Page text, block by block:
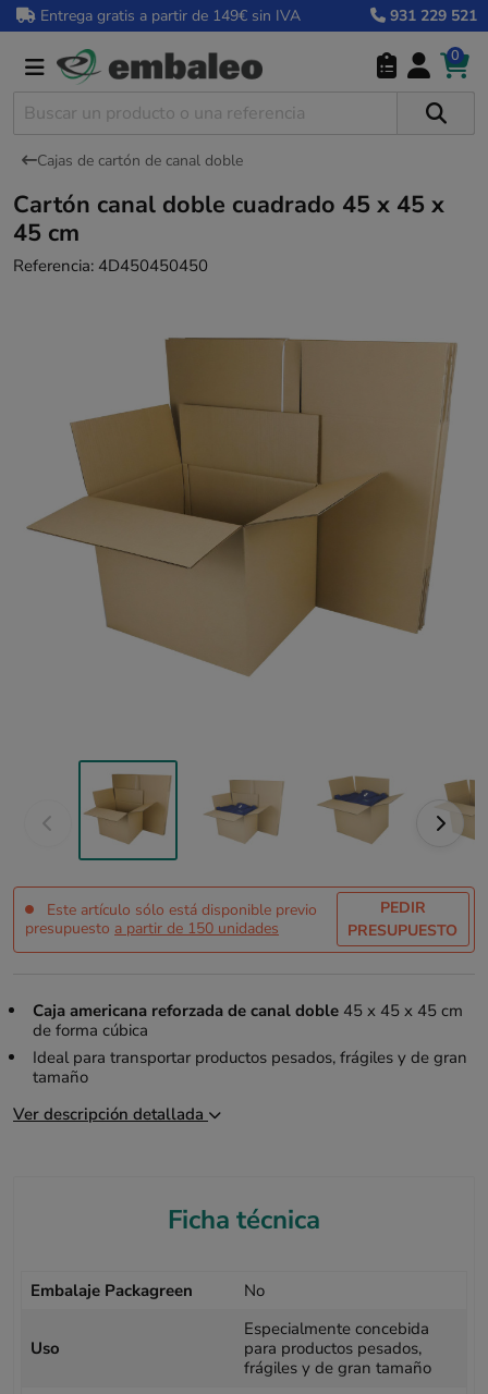
Entrega gratis a partir de 149€ sin IVA 931 229 521
0
Cajas de cartón de canal doble
Cartón canal doble cuadrado 45 x 45 x
45 cm
Referencia: 4D450450450
Este artículo sólo está disponible previo
presupuesto a partir de 150 unidades
PEDIR
PRESUPUESTO
Caja americana reforzada de canal doble45 x 45 x 45 cm
de forma cúbica
Ideal para transportar productos pesados, frágiles y de gran
tamaño
Ver descripción detallada
Ficha técnica
Embalaje Packagreen No
Uso
Especialmente concebida
para productos pesados,
frágiles y de gran tamaño